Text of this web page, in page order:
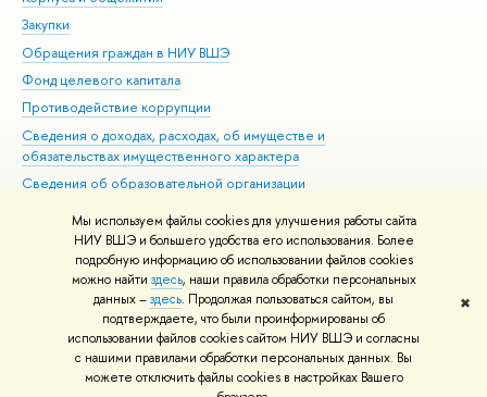
Мы используем файлы cookies для улучшения работы сайта
НИУ ВШЭ и большего удобства его использования. Более
подробную информацию об использовании файлов cookies
можно найти здесь, наши правила обработки персональных
данных –здесь. Продолжая пользоваться сайтом, вы
подтверждаете, что были проинформированы об
использовании файлов cookies сайтом НИУ ВШЭ и согласны
с нашими правилами обработки персональных данных. Вы
можете отключить файлы cookies в настройках Вашего
✖
Закупки
Обращения граждан в НИУ ВШЭ
Фонд целевого капитала
Противодействие коррупции
Сведения о доходах, расходах, об имуществе и
обязательствах имущественного характера
Сведения об образовательной организации
Людям с ограниченными возможностями здоровья
Единая платежная страница
Работа в Вышке
© НИУ ВШЭ 1993–2026 Адреса и контакты Условия использования
материалов Политика конфиденциальности Карта сайта
Шрифты HSE Sans и HSE Slab разработаны вШколе дизайна НИУ ВШЭ